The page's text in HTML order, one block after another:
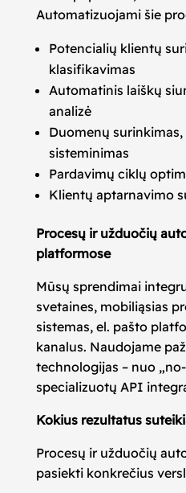
Automatizuojami šie
Potencialių klientų
klasifikavimas
Automatinis laiškų
analizė
Duomenų
sisteminimas
Pardavimų ciklų
Klientų aptarnavimo
Procesų ir užduočių
platformose
Mūsų sprendimai
svetaines, mobiliąsias
sistemas, el. pašto
kanalus. Naudojame
technologijas – nuo
specializuotų API
Kokius rezultatus
Procesų ir užduočių
pasiekti konkrečius